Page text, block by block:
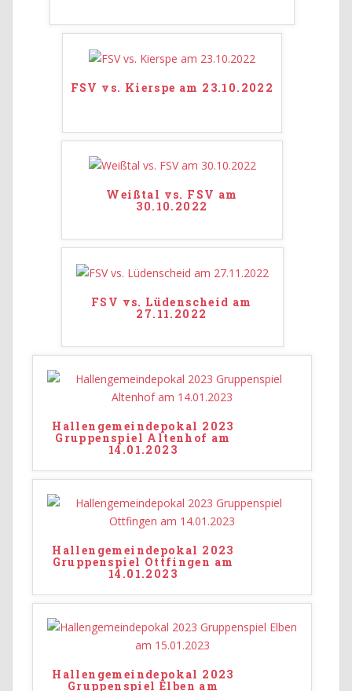
FSV vs. Kierspe am 23.10.2022
Weißtal vs. FSV am
30.10.2022
FSV vs. Lüdenscheid am
27.11.2022
Hallengemeindepokal 2023
Gruppenspiel Altenhof am
14.01.2023
Hallengemeindepokal 2023
Gruppenspiel Ottfingen am
14.01.2023
Hallengemeindepokal 2023
Gruppenspiel Elben am